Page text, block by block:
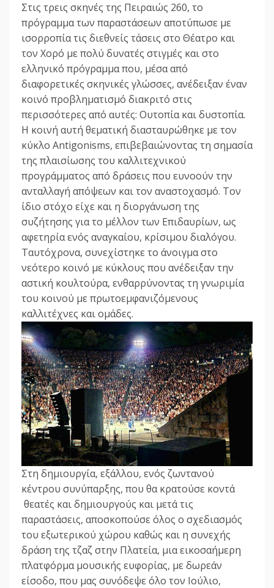
Στις τρεις σκηνές της Πειραιώς 260, το
πρόγραμμα των παραστάσεων αποτύπωσε με
ισορροπία τις διεθνείς τάσεις στο Θέατρο και
τον Χορό με πολύ δυνατές στιγμές και στο
ελληνικό πρόγραμμα που, μέσα από
διαφορετικές σκηνικές γλώσσες, ανέδειξαν έναν
κοινό προβληματισμό διακριτό στις
περισσότερες από αυτές: Ουτοπία και δυστοπία.
Η κοινή αυτή θεματική διασταυρώθηκε με τον
κύκλο Antigonisms, επιβεβαιώνοντας τη σημασία
της πλαισίωσης του καλλιτεχνικού
προγράμματος από δράσεις που ευνοούν την
ανταλλαγή απόψεων και τον αναστοχασμό. Τον
ίδιο στόχο είχε και η διοργάνωση της
συζήτησης για το μέλλον των Επιδαυρίων, ως
αφετηρία ενός αναγκαίου, κρίσιμου διαλόγου.
Ταυτόχρονα, συνεχίστηκε το άνοιγμα στο
νεότερο κοινό με κύκλους που ανέδειξαν την
αστική κουλτούρα, ενθαρρύνοντας τη γνωριμία
του κοινού με πρωτοεμφανιζόμενους
καλλιτέχνες και ομάδες.
Στη δημιουργία, εξάλλου, ενός ζωντανού
κέντρου συνύπαρξης, που θα κρατούσε κοντά
θεατές και δημιουργούς και μετά τις
παραστάσεις, αποσκοπούσε όλος ο σχεδιασμός
του εξωτερικού χώρου καθώς και η συνεχής
δράση της τζαζ στην Πλατεία, μια εικοσαήμερη
πλατφόρμα μουσικής ευφορίας, με δωρεάν
είσοδο, που μας συνόδεψε όλο τον Ιούλιο,